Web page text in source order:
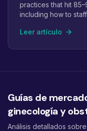
practices that hit
including how to
Leer artículo
Guías de
ginecología y
Análisis detallados